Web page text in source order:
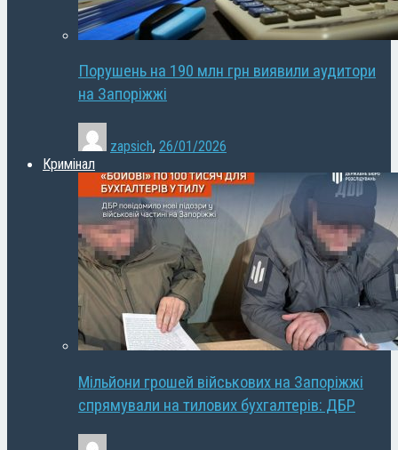
Порушень на 190 млн грн виявили аудитори
на Запоріжжі
zapsich, 26/01/2026
Кримінал
Мільйони грошей військових на Запоріжжі
спрямували на тилових бухгалтерів: ДБР